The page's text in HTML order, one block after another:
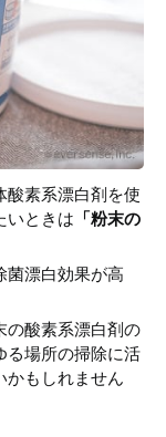
酸素系漂白剤を使
いときは 「粉末の
菌漂白効果が高
の酸素系漂白剤の
る場所の掃除に活
かもしれません